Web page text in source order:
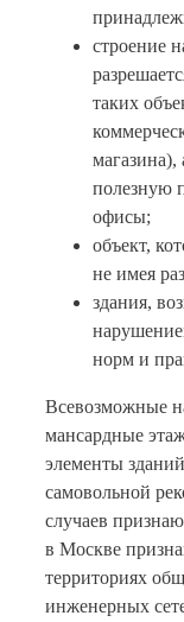
строение
таких
магазина),
полезную
офисы;
объект,
не имея
здания,
норм и
Всевозможные
мансардные
элементы
самовольной
случаев
в Москве
территориях
инженерных